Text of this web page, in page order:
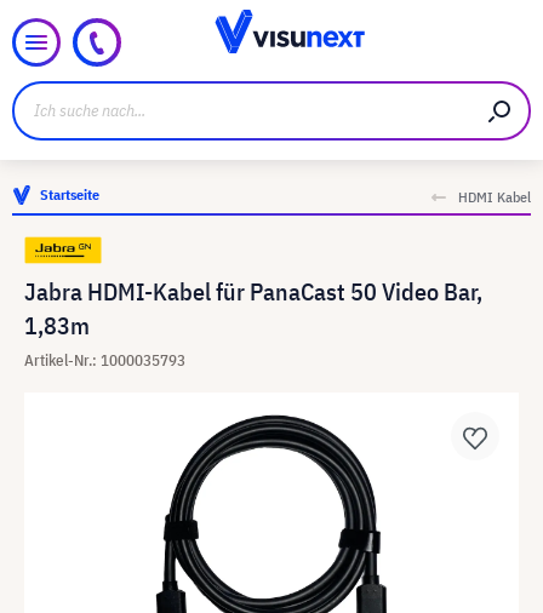
Startseite HDMI Kabel
Jabra HDMI-Kabel für PanaCast 50 Video Bar,
1,83m
Artikel-Nr.: 1000035793